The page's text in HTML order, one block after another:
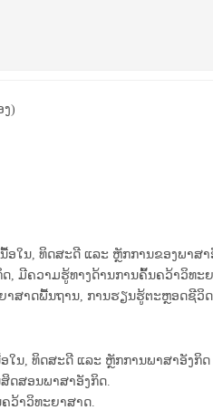
ງ)
ອໃນ, ທິດສະດີ ແລະ ຫຼັກການຂອງພາສ
ດ, ມີຄວາມຮູ້ທາງດ້ານການຄົ້້ນຄວ້າວິທະ
າສາດພື້ນຖານ, ການຮຽນຮູ້ຕະຫຼອດຊີວິ
ໃນ, ທິດສະດີ ແລະ ຫຼັກການພາສາອັງກິ
ດສອນພາສາອັງກິດ
ຄວ້າວິທະຍາສາດ.